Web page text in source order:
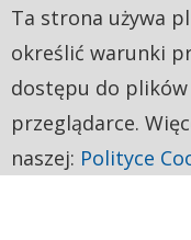
Ta strona używa
określić warunki
dostępu do
przeglądarce.
naszej: Polityce